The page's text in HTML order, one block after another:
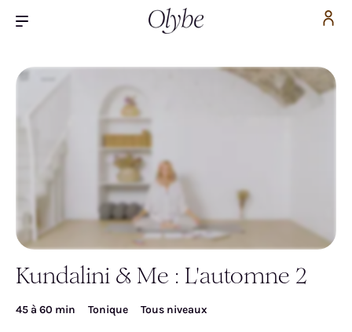
Inscrivez-vous pour accéder gratuitement à la
Kundalini & Me : L'automne 2
45 à 60 min Tonique Tous niveaux